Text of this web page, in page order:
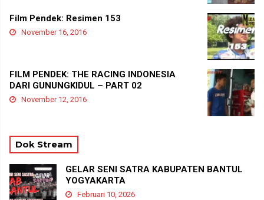
Film Pendek: Resimen 153
November 16, 2016
FILM PENDEK: THE RACING INDONESIA
DARI GUNUNGKIDUL – PART 02
November 12, 2016
Dok Stream
GELAR SENI SATRA KABUPATEN BANTUL
YOGYAKARTA
Februari 10, 2026